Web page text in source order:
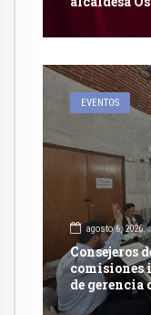
EVENTOS
agosto 6, 2026
Consejeros
comisiones
de gerencia
carretera en